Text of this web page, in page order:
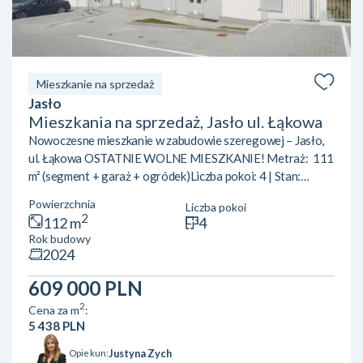
Mieszkanie na sprzedaż
Jasło
Mieszkania na sprzedaż, Jasło ul. Łąkowa
Nowoczesne mieszkanie w zabudowie szeregowej – Jasło,
ul. Łąkowa OSTATNIE WOLNE MIESZKANIE! Metraż: 111
m² (segment + garaż + ogródek)Liczba pokoi: 4 | Stan:
dobrze skomunikowanej okolicy – ta oferta jest dla
Ciebie.Nowoczesne mieszkanie w zabudowie szeregowej
przy ul. Łąkowej w Jaśle to idealne miejsce dla rodzin, par i
wszystkich, którzy chcą połączyć komfort mieszkania w
mieście z bliskością natury. ✅ – 111 m² – ...
Powierzchnia
112 m2
Liczba pokoi
4
Rok budowy
2024
609 000 PLN
Cena za m2:
5 438 PLN
Opiekun:Justyna Zych